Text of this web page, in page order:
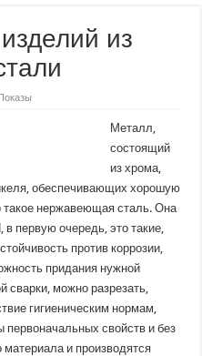
из
Металл,
состоящий
из хрома,
обеспечивающих хорошую
такое нержавеющая сталь. Она
первую очередь, это такие,
против коррозии,
придания нужной
сварки, можно разрезать,
гигиеническим нормам,
первоначальных свойств и без
материала и производятся